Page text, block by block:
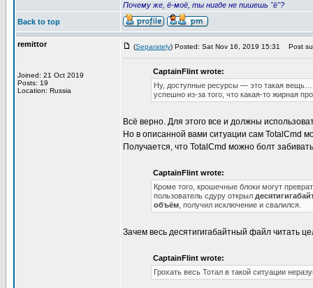
Почему же, ё-моё, ты нигде не пишешь "ё"?
Back to top
remittor
Joined: 21 Oct 2019
Posts: 19
Location: Russia
(Separately) Posted: Sat Nov 16, 2019 15:31 Post
CaptainFlint wrote:
Ну, доступные ресурсы — это такая вещь…
успешно из-за того, что какая-то жирная
Всё верно. Для этого все и должны
Но в описанной вами ситуации сам TotalCmd
Получается, что TotalCmd можно болт
CaptainFlint wrote:
Кроме того, крошечные блоки могут
пользователь сдуру открыл
объём , получил исключение и свалился.
Зачем весь десятигигабайтный файл читать
CaptainFlint wrote:
Грохать весь Тотал в такой ситуации